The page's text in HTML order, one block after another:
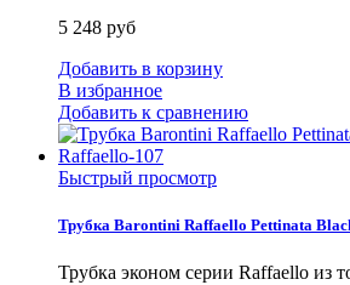
5 248 руб
Добавить в корзину
В избранное
Добавить к сравнению
Быстрый просмотр
Трубка Barontini Raffaello Pettinata
Трубка эконом серии Raffaello из